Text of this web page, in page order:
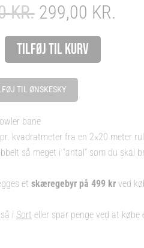
KR. ORIGINAL
PRICE
WAS:
349,00 KR..
299,00 KR.
TILFØJ TIL KURV
TIL ØNSKESKY
bane
kvadratmeter fra en 2×20 meter
så meget i “antal” som du skal
et skæregebyr på 499 krved
i Sort eller spar penge ved at købe